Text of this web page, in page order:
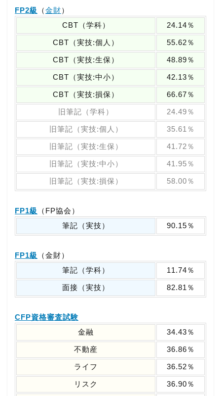
FP2級 （金財）
CBT（学科）
24.14％
CBT（実技:個人） 55.62％
CBT（実技:生保） 48.89％
CBT（実技:中小） 42.13％
CBT（実技:損保） 66.67％
旧筆記（学科） 24.49％
旧筆記（実技:個人） 35.61％
旧筆記（実技:生保） 41.72％
旧筆記（実技:中小） 41.95％
旧筆記（実技:損保） 58.00％
FP1級
（FP協会）
筆記（実技）
90.15％
FP1級
（金財）
筆記（学科）
11.74％
面接（実技） 82.81％
CFP資格審査試験
金融
34.43％
不動産 36.86％
ライフ 36.52％
リスク 36.90％